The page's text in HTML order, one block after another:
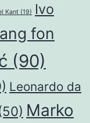
Kant (19)
Ivo
fon
(90)
Leonardo da
Marko